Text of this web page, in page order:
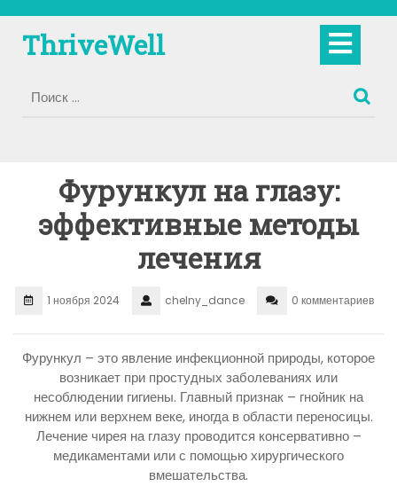
содержимому
ThriveWell
Фурункул на глазу:
эффективные методы
лечения
1 ноября 2024 chelny_dance 0 комментариев
Фурункул – это явление инфекционной природы, которое
возникает при простудных заболеваниях или
несоблюдении гигиены. Главный признак – гнойник на
нижнем или верхнем веке, иногда в области переносицы.
Лечение чирея на глазу проводится консервативно –
медикаментами или с помощью хирургического
вмешательства.